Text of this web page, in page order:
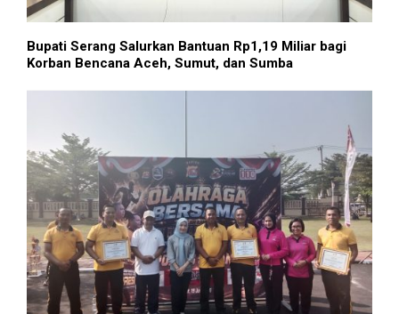
Bupati Serang Salurkan Bantuan Rp1,19 Miliar bagi
Korban Bencana Aceh, Sumut, dan Sumba